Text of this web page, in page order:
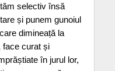
selectiv însă
și punem gunoiul
dimineață la
face curat și
în jurul lor,